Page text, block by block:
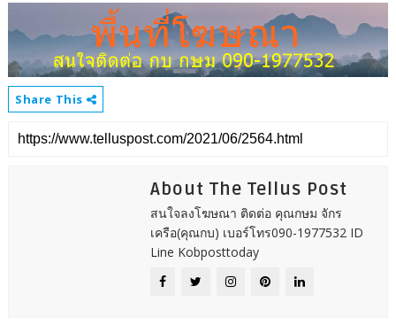
Share This
About The Tellus Post
สนใจลงโฆษณา ติดต่อ คุณกษม จักร
เครือ(คุณกบ) เบอร์โทร090-1977532 ID
Line Kobposttoday